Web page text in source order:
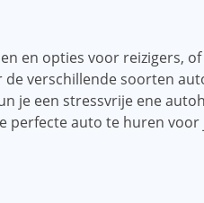
en opties voor reizigers,
verschillende soorten
je een stressvrije ene
perfecte auto te huren